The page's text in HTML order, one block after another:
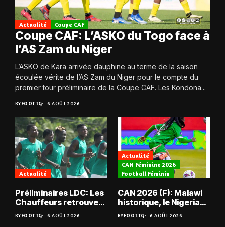
Actualité Coupe CAF
Coupe CAF: L’ASKO du Togo face à
l’AS Zam du Niger
L’ASKO de Kara arrivée dauphine au terme de la saison
écoulée vérite de l’AS Zam du Niger pour le compte du
premier tour préliminaire de la Coupe CAF. Les Kondona...
BYFOOT.TG 6 AOÛT 2026
Actualité
Préliminaires LDC: Les
Chauffeurs retrouvent
les Mimos
BYFOOT.TG 6 AOÛT 2026
Actualité
CAN Féminine 2026
Football Féminin
CAN 2026 (F): Malawi
historique, le Nigeria
sauvé, la Zambie
éliminée
BYFOOT.TG 6 AOÛT 2026